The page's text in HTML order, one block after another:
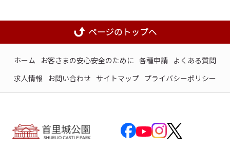
ホーム お客さまの安心安全のために 各種申請 よくある質問
求人情報
お問い合わせ サイトマップ プライバシーポリシー